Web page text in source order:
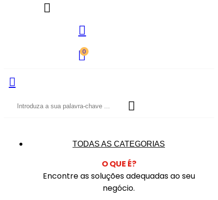
0
TODAS AS CATEGORIAS
O QUE É?
Encontre as soluções adequadas ao seu
negócio.